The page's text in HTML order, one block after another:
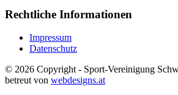
Rechtliche Informationen
Impressum
Datenschutz
© 2026 Copyright - Sport-Vereinigung
betreut von webdesigns.at